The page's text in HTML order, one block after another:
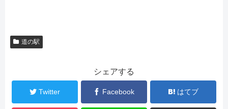
道の駅
シェアする
Twitter Facebook はてブ